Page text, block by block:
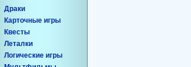
Драки
Карточные игры
Квесты
Леталки
Логические игры